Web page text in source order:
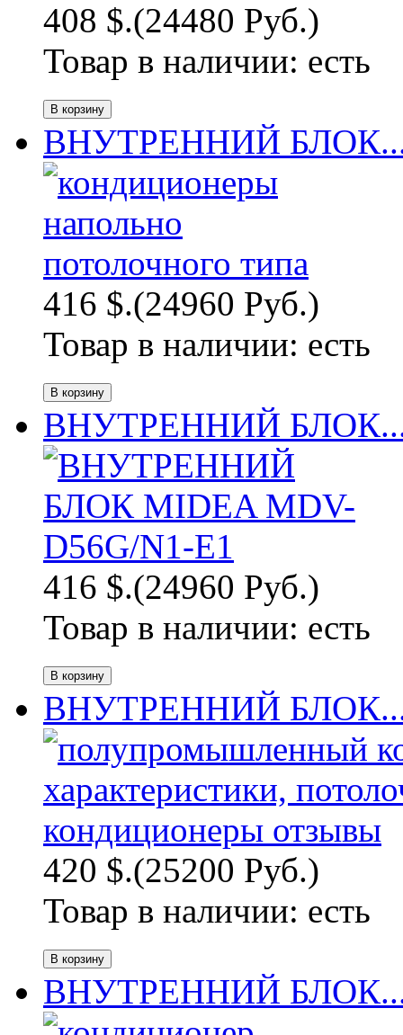
408 $.(24480 Руб.)
Товар в наличии: есть
ВНУТРЕННИЙ
416 $.(24960 Руб.)
Товар в наличии: есть
ВНУТРЕННИЙ
416 $.(24960 Руб.)
Товар в наличии: есть
ВНУТРЕННИЙ
420 $.(25200 Руб.)
Товар в наличии: есть
ВНУТРЕННИЙ